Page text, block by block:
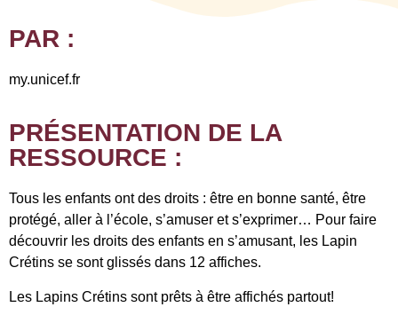
PAR :
my.unicef.fr
PRÉSENTATION DE LA
RESSOURCE :
Tous les enfants ont des droits : être en bonne santé, être
protégé, aller à l’école, s’amuser et s’exprimer… Pour faire
découvrir les droits des enfants en s’amusant, les Lapin
Crétins se sont glissés dans 12 affiches.
Les Lapins Crétins sont prêts à être affichés partout!